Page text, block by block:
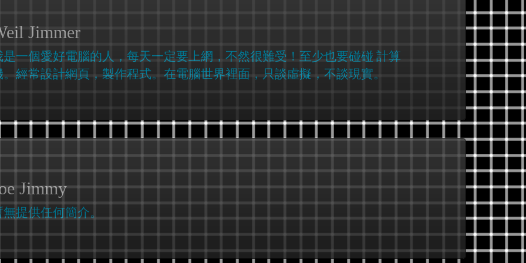
Jimmer
是一個愛好電腦的人，每天一定要上網，不然很難受！至少也要碰碰 計算
。經常設計網頁，製作程式。在電腦世界裡面，只談虛擬，不談現實。
Jimmy
提供任何簡介。